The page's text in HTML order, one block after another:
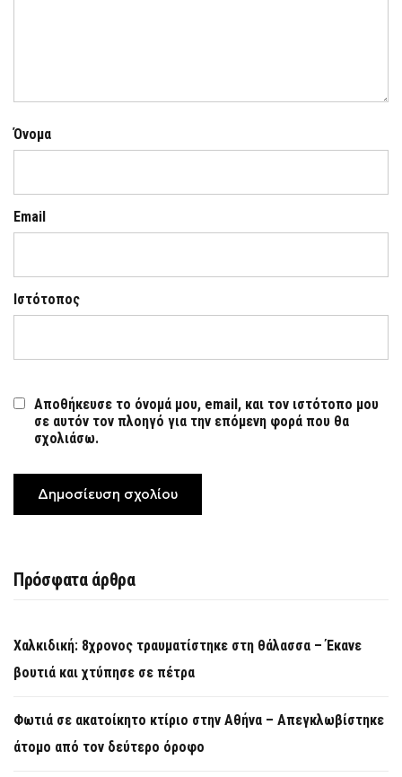
Όνομα
Email
Ιστότοπος
Αποθήκευσε το όνομά μου, email, και τον ιστότοπο μου
σε αυτόν τον πλοηγό για την επόμενη φορά που θα
σχολιάσω.
Πρόσφατα άρθρα
Χαλκιδική: 8χρονος τραυματίστηκε στη θάλασσα – Έκανε
βουτιά και χτύπησε σε πέτρα
Φωτιά σε ακατοίκητο κτίριο στην Αθήνα – Απεγκλωβίστηκε
άτομο από τον δεύτερο όροφο